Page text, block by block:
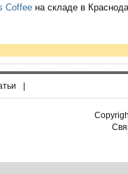
Coffee на складе в
|